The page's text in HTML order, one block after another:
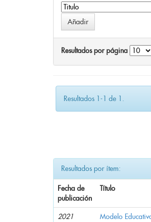
Resultados por página
Resultados 1-1 de 1.
Resultados por ítem:
Fecha de
publicación
Título
2021 Modelo